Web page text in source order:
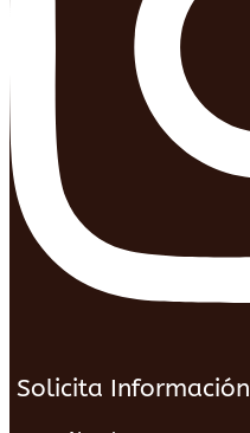
Solicita Información